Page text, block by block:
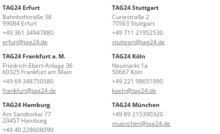
TAG24 Erfurt
Bahnhofstraße 38
99084 Erfurt
+49 361 34947880
erfurt@tag24.de
TAG24 Stuttgart
Curiestraße 2
70563 Stuttgart
+49 711 21952530
stuttgart@tag24.de
TAG24 Frankfurt a. M.
Friedrich-Ebert-Anlage 36
60325 Frankfurt am Main
+49 69 348750580
frankfurt@tag24.de
TAG24 Köln
Neumarkt 1a
50667 Köln
+49 221 98651990
koeln@tag24.de
TAG24 Hamburg
Am Sandtorkai 77
20457 Hamburg
+49 40 228608090
TAG24 München
+49 89 215390320
muenchen@tag24.de